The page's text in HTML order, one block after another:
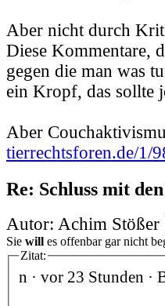
Aber nicht durch
Diese Kommentare,
gegen die man was
ein Kropf, das sollte
Aber
tierrechtsforen.de/1/
Re: Schluss mit
Autor: Achim Stößer
Sie will es offenbar gar nicht
Zitat:
n · vor 23 Stunden ·